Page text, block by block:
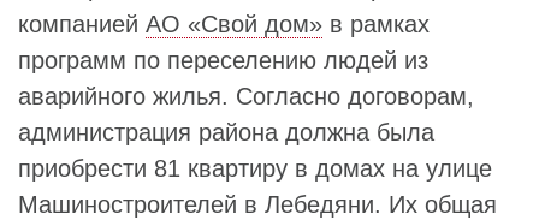
компанией АО «Свой дом» в рамках
программ по переселению людей из
аварийного жилья. Согласно договорам,
администрация района должна была
приобрести 81 квартиру в домах на улице
Машиностроителей в Лебедяни. Их общая